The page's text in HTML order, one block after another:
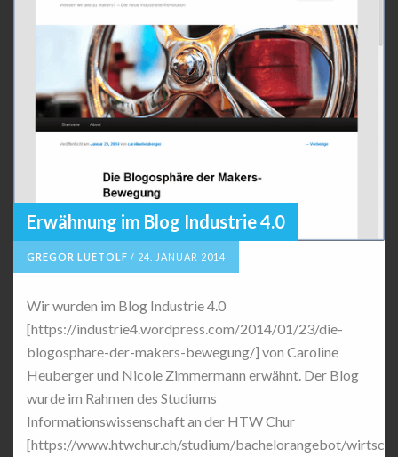
Erwähnung im Blog Industrie 4.0
GREGOR LUETOLF / 24. JANUAR 2014
Wir wurden im Blog Industrie 4.0
[https://industrie4.wordpress.com/2014/01/23/die-
blogosphare-der-makers-bewegung/] von Caroline
Heuberger und Nicole Zimmermann erwähnt. Der Blog
wurde im Rahmen des Studiums
Informationswissenschaft an der HTW Chur
[https://www.htwchur.ch/studium/bachelorangebot/